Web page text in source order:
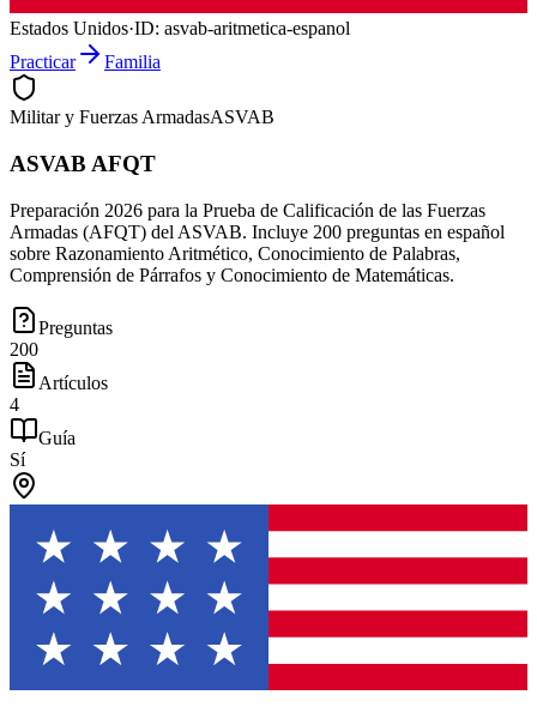
Estados Unidos·ID: asvab-aritmetica-espanol
Practicar
Familia
Militar y Fuerzas ArmadasASVAB
ASVAB AFQT
Preparación 2026 para la Prueba de Calificación de las Fuerzas
Armadas (AFQT) del ASVAB. Incluye 200 preguntas en español
sobre Razonamiento Aritmético, Conocimiento de Palabras,
Comprensión de Párrafos y Conocimiento de Matemáticas.
Preguntas
200
Artículos
4
Guía
Sí